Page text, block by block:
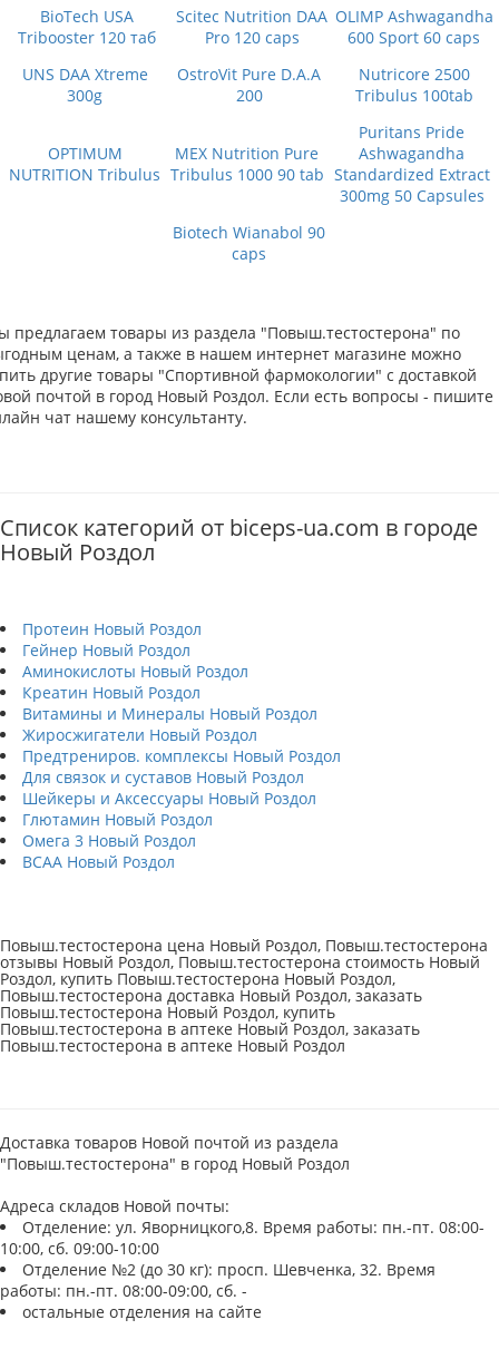
BioTech USA
Tribooster 120 таб
Scitec Nutrition DAA
Pro 120 caps
OLIMP Ashwagandha
600 Sport 60 caps
UNS DAA Xtreme
300g
OstroVit Pure D.A.A
200
Nutricore 2500
Tribulus 100tab
OPTIMUM
NUTRITION Tribulus
MEX Nutrition Pure
Tribulus 1000 90 tab
Puritans Pride
Ashwagandha
Standardized Extract
300mg 50 Capsules
Biotech Wianabol 90
caps
предлагаем товары из раздела "Повыш.тестостерона" по
ценам, а также в нашем интернет магазине можно
другие товары "Спортивной фармокологии" с доставкой
почтой в город Новый Роздол. Если есть вопросы - пишите
чат нашему консультанту.
Список категорий от biceps-ua.com в городе
Новый Роздол
Протеин Новый Роздол
Гейнер Новый Роздол
Аминокислоты Новый Роздол
Креатин Новый Роздол
Витамины и Минералы Новый Роздол
Жиросжигатели Новый Роздол
Предтрениров. комплексы Новый Роздол
Для связок и суставов Новый Роздол
Шейкеры и Аксессуары Новый Роздол
Глютамин Новый Роздол
Омега 3 Новый Роздол
BCAA Новый Роздол
Повыш.тестостерона цена Новый Роздол, Повыш.тестостерона
отзывы Новый Роздол, Повыш.тестостерона стоимость Новый
Роздол, купить Повыш.тестостерона Новый Роздол,
Повыш.тестостерона доставка Новый Роздол, заказать
Повыш.тестостерона Новый Роздол, купить
Повыш.тестостерона в аптеке Новый Роздол, заказать
Повыш.тестостерона в аптеке Новый Роздол
Доставка товаров Новой почтой из раздела
"Повыш.тестостерона" в город Новый Роздол
Адреса складов Новой почты:
Отделение: ул. Яворницкого,8. Время работы: пн.-пт. 08:00-
10:00, сб. 09:00-10:00
Отделение №2 (до 30 кг): просп. Шевченка, 32. Время
работы: пн.-пт. 08:00-09:00, сб. -
остальные отделения на сайте